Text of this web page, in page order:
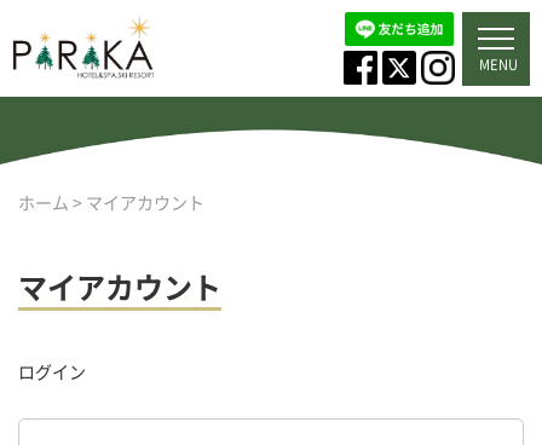
MENU
ホーム > マイアカウント
マイアカウント
ログイン